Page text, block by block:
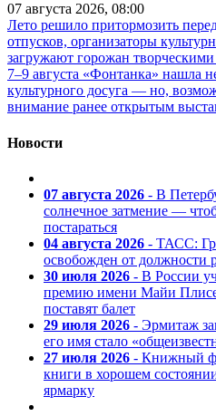
07 августа 2026, 08:00
Лето решило притормозить
отпусков, организаторы
загружают горожан
7–9 августа «Фонтанка» нашла
культурного досуга — но,
внимание ранее открытым
Новости
07 августа 2026 - В
солнечное затмение —
постараться
04 августа 2026 - ТАСС:
освобожден от должности
30 июля 2026 - В России
премию имени Майи
поставят балет
29 июля 2026 - Эрмитаж
его имя стало
27 июля 2026 - Книжный
книги в хорошем
ярмарку